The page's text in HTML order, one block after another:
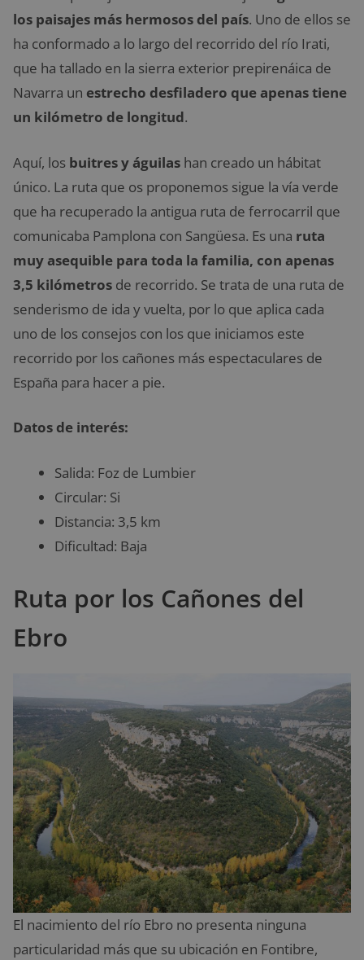
los paisajes más hermosos del país. Uno de ellos se
ha conformado a lo largo del recorrido del río Irati,
que ha tallado en la sierra exterior prepirenáica de
Navarra un estrecho desfiladero que apenas tiene
un kilómetro de longitud.
Aquí, los buitres y águilas han creado un hábitat
único. La ruta que os proponemos sigue la vía verde
que ha recuperado la antigua ruta de ferrocarril que
comunicaba Pamplona con Sangüesa. Es una ruta
muy asequible para toda la familia, con apenas
3,5 kilómetros de recorrido. Se trata de una ruta de
senderismo de ida y vuelta, por lo que aplica cada
uno de los consejos con los que iniciamos este
recorrido por los cañones más espectaculares de
España para hacer a pie.
Datos de interés:
Salida: Foz de Lumbier
Circular: Si
Distancia: 3,5 km
Dificultad: Baja
Ruta por los Cañones del
Ebro
El nacimiento del río Ebro no presenta ninguna
particularidad más que su ubicación en Fontibre,